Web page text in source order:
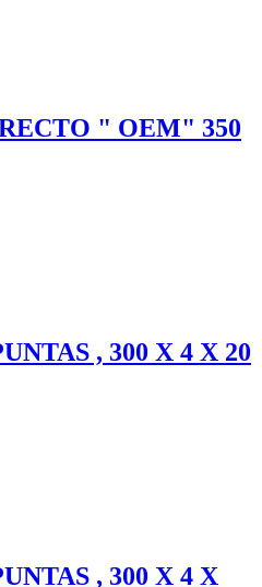
" OEM" 350
, 300 X 4 X 20
, 300 X 4 X